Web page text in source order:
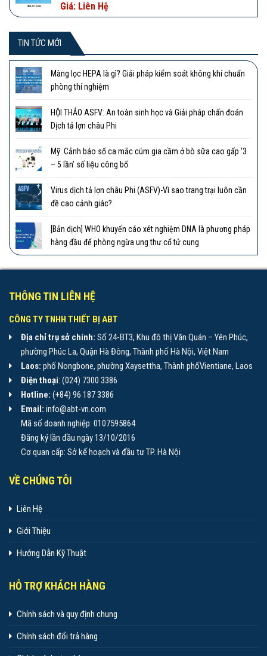
Giá: Liên Hệ
TIN TỨC MỚI
Màng lọc HEPA là gì? Giải pháp kiểm soát không khí chuẩn
phòng thí nghiệm
HỘI THẢO ASFV: An toàn sinh học và Giải pháp chẩn đoán
Dịch tả lợn châu Phi
Mỹ: Cảnh báo số ca mắc cúm gia cầm ở bò sữa cao gấp ‘3
– 5 lần’ số liệu công bố
Virus dịch tả lợn châu Phi (ASFV)-Vì sao trang trại luôn cần
đề cao cảnh giác?
[Bản dịch] WHO khuyến cáo xét nghiệm DNA là phương pháp
hàng đầu để phòng ngừa ung thư cổ tử cung
THÔNG TIN LIÊN HỆ
CÔNG TY TNHH THIẾT BỊ ABT
Địa chỉ trụ sở chính: Số 24-BT3, Khu đô thị Văn Quán – Yên Phúc,
phường Phúc La, Quận Hà Đông, Thành phố Hà Nội, Việt Nam
Laos: phố Nongbone, phường Xaysettha, Thành phốVientiane, Laos
Điện thoại: (024) 7300 3386
Hotline: (+84) 96 187 3386
Email: info@abt-vn.com
Mã số doanh nghiệp: 0107595864
Đăng ký lần đầu ngày 13/10/2016
Cơ quan cấp: Sở kế hoạch và đầu tư TP. Hà Nội
VỀ CHÚNG TÔI
Liên Hệ
Giới Thiệu
Hướng Dẫn Kỹ Thuật
HỖ TRỢ KHÁCH HÀNG
Chính sách và quy định chung
Chính sách đổi trả hàng